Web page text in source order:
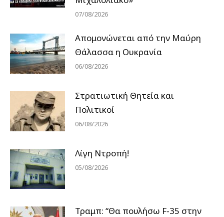
07/08/2026
Απομονώνεται από την Μαύρη
Θάλασσα η Ουκρανία
06/08/2026
Στρατιωτική Θητεία και
Πολιτικοί
06/08/2026
Λίγη Ντροπή!
05/08/2026
Τραμπ: “Θα πουλήσω F-35 στην